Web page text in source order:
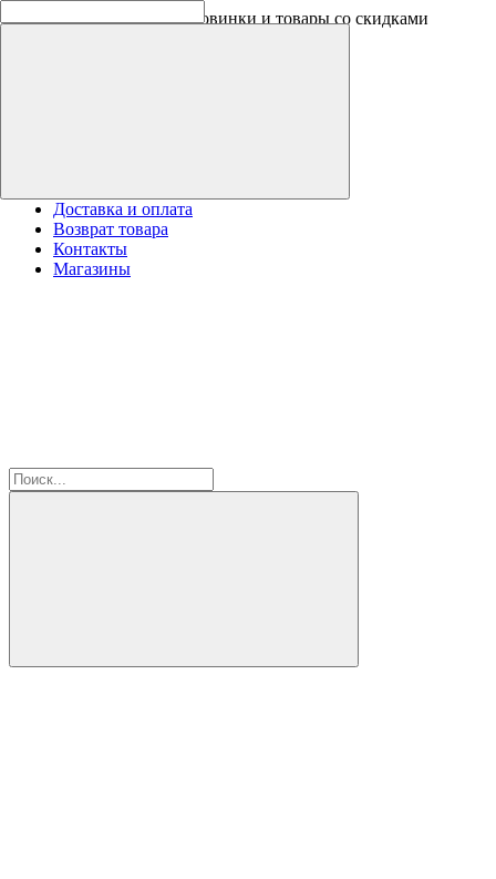
Оплачивайте бонусами новинки и товары со скидками
Доставка и оплата
Возврат товара
Контакты
Магазины